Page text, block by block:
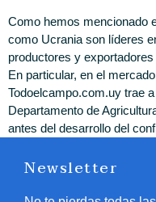
Como hemos mencionado
como Ucrania son líderes
productores y
En particular, en el
Todoelcampo.com.uy trae
Departamento de
antes del desarrollo del
Newsletter